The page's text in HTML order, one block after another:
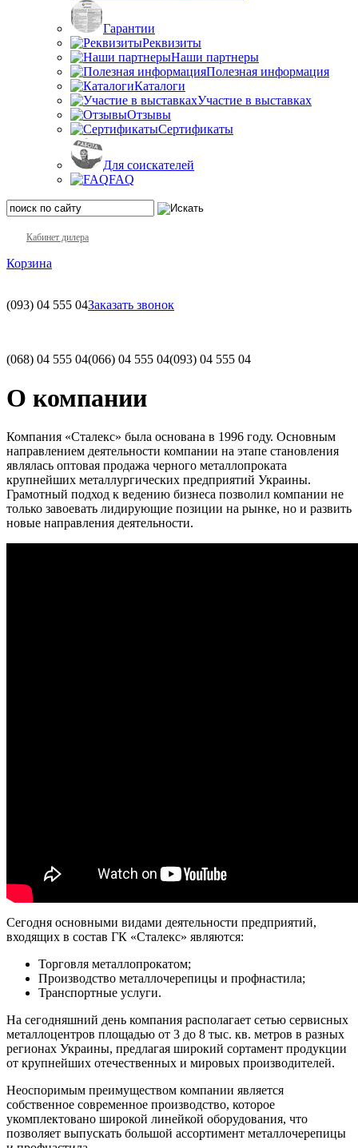
Гарантии
Реквизиты
Наши партнеры
Полезная информация
Каталоги
Участие в выставках
Отзывы
Сертификаты
Для соискателей
FAQ
Кабинет дилера
Корзина
(093) 04 555 04Заказать звонок
(068) 04 555 04(066) 04 555 04(093) 04 555 04
О компании
Компания «Сталекс» была основана в 1996 году. Основным
направлением деятельности компании на этапе становления
являлась оптовая продажа черного металлопроката
крупнейших металлургических предприятий Украины.
Грамотный подход к ведению бизнеса позволил компании не
только завоевать лидирующие позиции на рынке, но и развить
новые направления деятельности.
Сегодня основными видами деятельности предприятий,
входящих в состав ГК «Сталекс» являются:
Торговля металлопрокатом;
Производство металлочерепицы и профнастила;
Транспортные услуги.
На сегодняшний день компания располагает сетью сервисных
металлоцентров площадью от 3 до 8 тыс. кв. метров в разных
регионах Украины, предлагая широкий сортамент продукции
от крупнейших отечественных и мировых производителей.
Неоспоримым преимуществом компании является
собственное современное производство, которое
укомплектовано широкой линейкой оборудования, что
позволяет выпускать большой ассортимент металлочерепицы